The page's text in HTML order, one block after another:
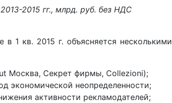
2015 гг., млрд. руб. без НДС
в 1 кв. 2015 г. объясняется несколькими
Москва, Секрет фирмы, Collezioni);
экономической неопределенности;
активности рекламодателей;